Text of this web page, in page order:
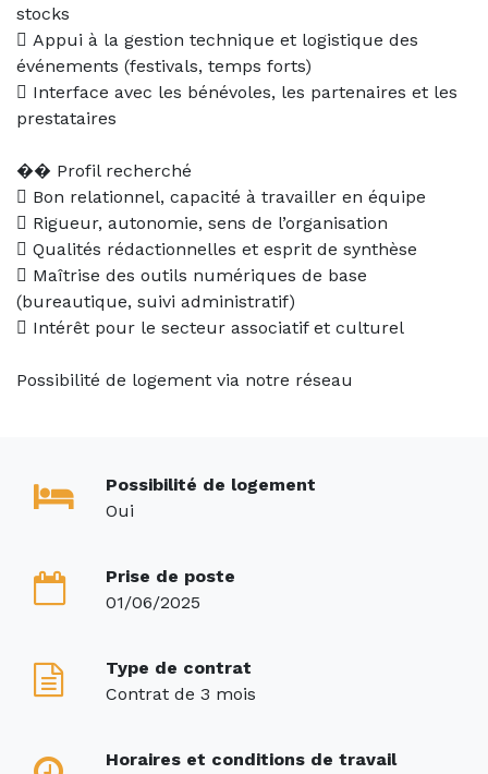
stocks
 Appui à la gestion technique et logistique des
événements (festivals, temps forts)
 Interface avec les bénévoles, les partenaires et les
prestataires
�� Profil recherché
 Bon relationnel, capacité à travailler en équipe
 Rigueur, autonomie, sens de l’organisation
 Qualités rédactionnelles et esprit de synthèse
 Maîtrise des outils numériques de base
(bureautique, suivi administratif)
 Intérêt pour le secteur associatif et culturel
Possibilité de logement via notre réseau
Possibilité de logement
Oui
Prise de poste
01/06/2025
Type de contrat
Contrat de 3 mois
Horaires et conditions de travail